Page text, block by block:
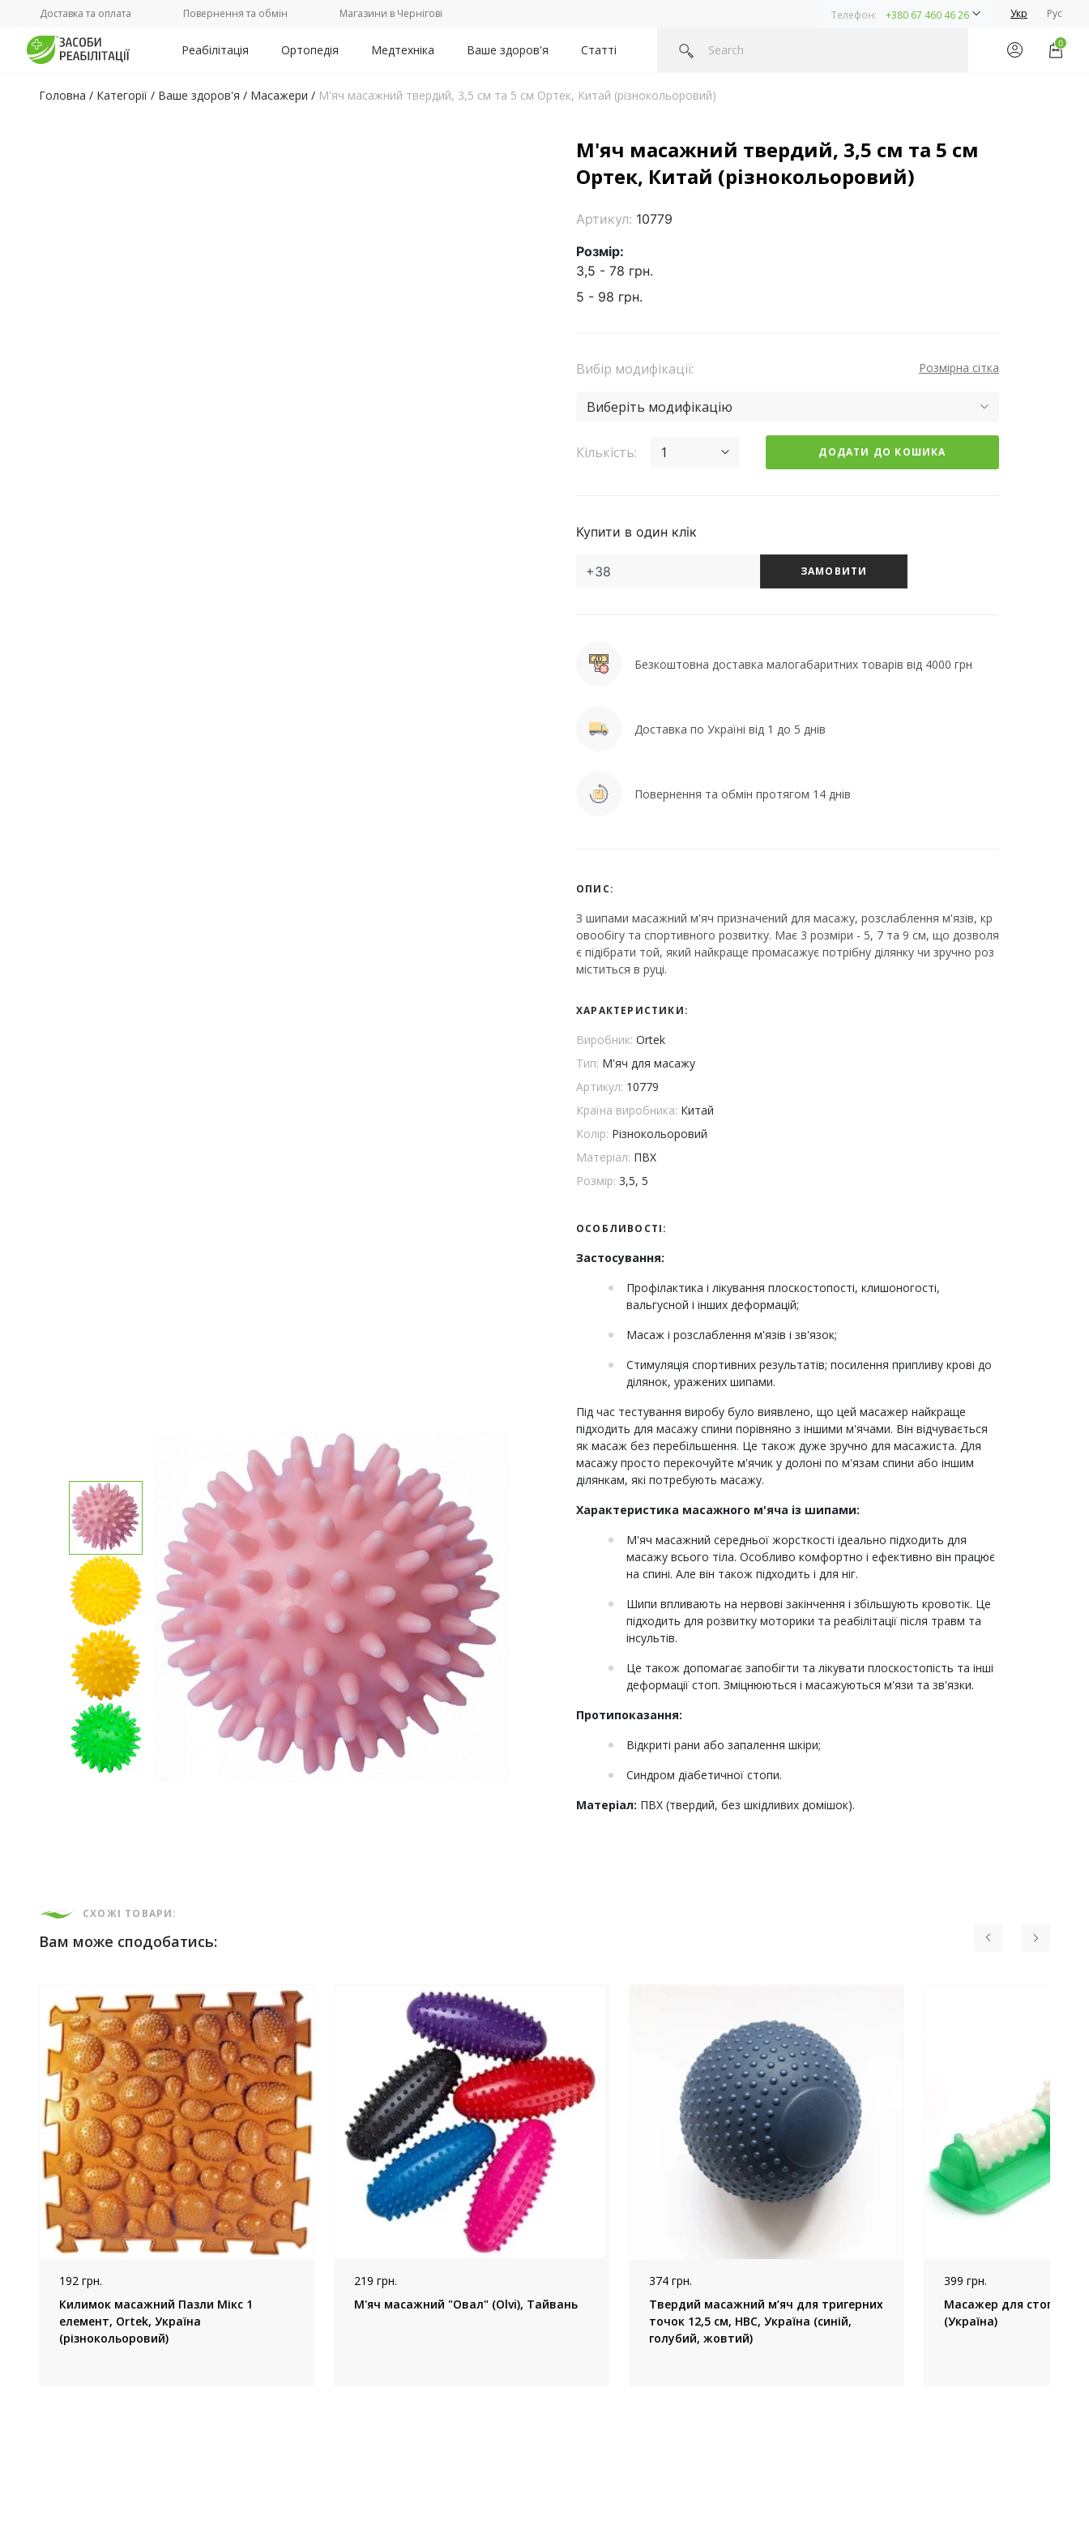
Доставка та оплата Повернення та обмін Магазини в Чернігові Телефон: +380 67 460 46 26 Укр Рус
Реабілітація Ортопедія Медтехніка Ваше здоров'я Статті 0
Головна / Категорії / Ваше здоров'я / Масажери / М'яч масажний твердий, 3,5 см та 5 см Ортек, Китай (різнокольоровий)
М'яч масажний твердий, 3,5 см та 5 см
Ортек, Китай (різнокольоровий)
Артикул: 10779
Розмір:
3,5 - 78 грн.
5 - 98 грн.
Вибір модифікації: Розмірна сітка
Виберіть модифікацію
Кількість: 1 ДОДАТИ ДО КОШИКА
Купити в один клік
ЗАМОВИТИ
Безкоштовна доставка малогабаритних товарів від 4000 грн
Доставка по Україні від 1 до 5 днів
Повернення та обмін протягом 14 днів
ОПИС:
З шипами масажний м'яч призначений для масажу, розслаблення м'язів, кр
овообігу та спортивного розвитку. Має 3 розміри - 5, 7 та 9 см, що дозволя
є підібрати той, який найкраще промасажує потрібну ділянку чи зручно роз
міститься в руці.
ХАРАКТЕРИСТИКИ:
Виробник: Ortek
Тип: М'яч для масажу
Артикул: 10779
Країна виробника: Китай
Колір: Різнокольоровий
Матеріал: ПВХ
Розмір: 3,5, 5
ОСОБЛИВОСТІ:
Застосування:
Профілактика і лікування плоскостопості, клишоногості,
вальгусной і інших деформацій;
Масаж і розслаблення м'язів і зв'язок;
Стимуляція спортивних результатів; посилення припливу крові до
ділянок, уражених шипами.
Під час тестування виробу було виявлено, що цей масажер найкраще
підходить для масажу спини порівняно з іншими м'ячами. Він відчувається
як масаж без перебільшення. Це також дуже зручно для масажиста. Для
масажу просто перекочуйте м'ячик у долоні по м'язам спини або іншим
ділянкам, які потребують масажу.
Характеристика масажного м'яча із шипами:
М'яч масажний середньої жорсткості ідеально підходить для
масажу всього тіла. Особливо комфортно і ефективно він працює
на спині. Але він також підходить і для ніг.
Шипи впливають на нервові закінчення і збільшують кровотік. Це
підходить для розвитку моторики та реабілітації після травм та
інсультів.
Це також допомагає запобігти та лікувати плоскостопість та інші
деформації стоп. Зміцнюються і масажуються м'язи та зв'язки.
Протипоказання:
Відкриті рани або запалення шкіри;
Синдром діабетичної стопи.
Матеріал: ПВХ (твердий, без шкідливих домішок).
СХОЖІ ТОВАРИ:
Вам може сподобатись:
192 грн.
Килимок масажний Пазли Мікс 1
елемент, Ortek, Україна
(різнокольоровий)
219 грн.
М'яч масажний "Овал" (Olvi), Тайвань
374 грн.
Твердий масажний м’яч для тригерних
точок 12,5 см, HBC, Україна (синій,
голубий, жовтий)
399 грн.
Масажер для стоп
(Україна)